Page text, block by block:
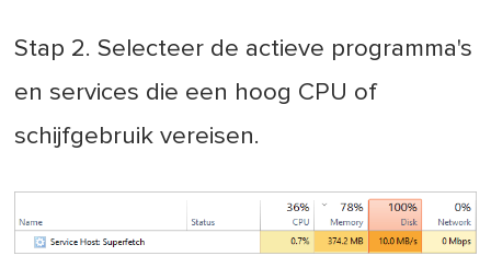
Stap 2. Selecteer de actieve programma's
en services die een hoog CPU of
schijfgebruik vereisen.